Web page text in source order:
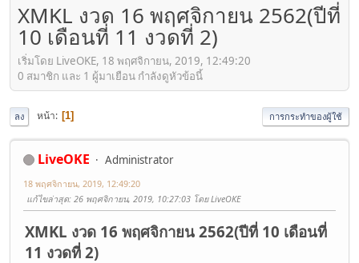
XMKL งวด 16 พฤศจิกายน 2562(ปีที่
10 เดือนที่ 11 งวดที่ 2)
เริ่มโดย LiveOKE, 18 พฤศจิกายน, 2019, 12:49:20
0 สมาชิก และ 1 ผู้มาเยือน กำลังดูหัวข้อนี้
ลง หน้า 1 การกระทำของผู้ใช้
LiveOKE Administrator
18 พฤศจิกายน, 2019, 12:49:20
แก้ไขล่าสุด: 26 พฤศจิกายน, 2019, 10:27:03 โดย LiveOKE
XMKL งวด 16 พฤศจิกายน 2562(ปีที่ 10 เดือนที่
11 งวดที่ 2)